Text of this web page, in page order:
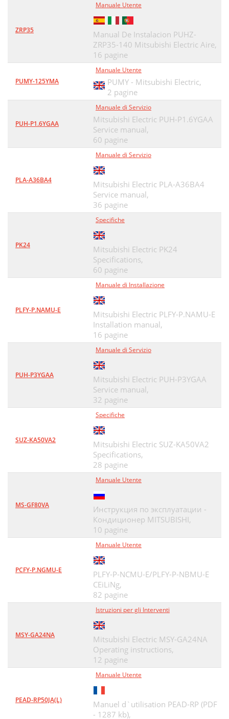
ZRP35
Manuale Utente
Manual De Instalacion PUHZ-
ZRP35-140 Mitsubishi Electric Aire,
16 pagine
PUMY-125YMA
Manuale Utente
PUMY - Mitsubishi Electric,
2 pagine
PUH-P1.6YGAA
Manuale di Servizio
Mitsubishi Electric PUH-P1.6YGAA
Service manual,
60 pagine
PLA-A36BA4
Manuale di Servizio
Mitsubishi Electric PLA-A36BA4
Service manual,
36 pagine
PK24
Specifiche
Mitsubishi Electric PK24
Specifications,
60 pagine
PLFY-P.NAMU-E
Manuale di Installazione
Mitsubishi Electric PLFY-P.NAMU-E
Installation manual,
16 pagine
PUH-P3YGAA
Manuale di Servizio
Mitsubishi Electric PUH-P3YGAA
Service manual,
32 pagine
SUZ-KA50VA2
Specifiche
Mitsubishi Electric SUZ-KA50VA2
Specifications,
28 pagine
MS-GF80VA
Manuale Utente
Инструкция по эксплуатации -
Кондиционер MITSUBISHI,
10 pagine
PCFY-P.NGMU-E
Manuale Utente
PLFY-P-NCMU-E/PLFY-P-NBMU-E
CEiLiNg,
82 pagine
MSY-GA24NA
Istruzioni per gli Interventi
Mitsubishi Electric MSY-GA24NA
Operating instructions,
12 pagine
PEAD-RP50JA(L)
Manuale Utente
Manuel d`utilisation PEAD-RP (PDF
- 1287 kb),